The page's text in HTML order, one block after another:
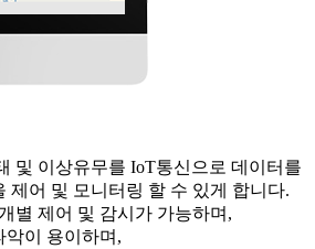
및 이상유무를 IoT통신으로 데이터를
제어 및 모니터링 할 수 있게 합니다.
별 제어 및 감시가 가능하며,
악이 용이하며,